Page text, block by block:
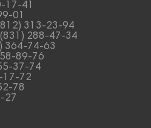
17-41
01
313-23-94
288-47-34
364-74-63
89-76
37-74
17-72
78
27